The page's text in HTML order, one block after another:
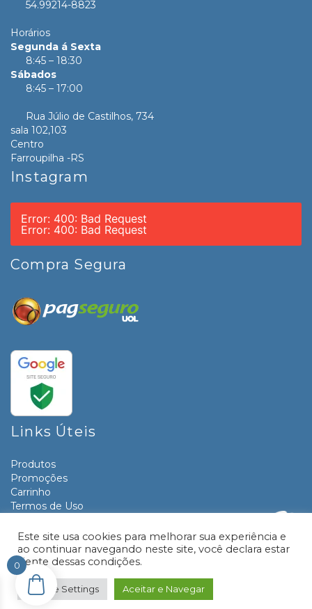
54.99214-8823
Horários
Segunda á Sexta
8:45 – 18:30
Sábados
8:45 – 17:00
Rua Júlio de Castilhos, 734
sala 102,103
Centro
Farroupilha -RS
Instagram
Error: 400: Bad Request
Error: 400: Bad Request
Compra Segura
Links Úteis
Produtos
Promoções
Carrinho
Termos de Uso
Contato
© 2026 Livraria e Papelaria Paraná | Desenvolvido por:
Este site usa cookies para melhorar sua experiência e
ao continuar navegando neste site, você declara estar
ciente dessas condições.
Cookie Settings Aceitar e Navegar
0